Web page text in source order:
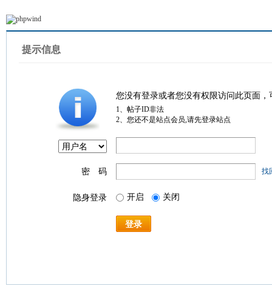
提示信息
您没有登录或者您没有权限访问此页面
1、帖子ID非法
2、您还不是站点会员,请先登录站点
密 码 找
隐身登录 开启 关闭
登录